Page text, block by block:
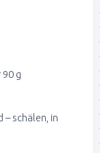
g
schälen, in